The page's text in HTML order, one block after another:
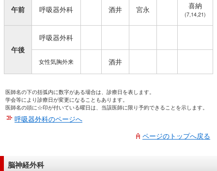
午前 呼吸器外科 酒井 宮永 喜納
(7,14,21)
午後
呼吸器外科
女性気胸外来 酒井
医師名の下の括弧内に数字がある場合は、診療日を表します。
学会等により診療日が変更になることもあります。
医師名の頭に☆印が付いている曜日は、当該医師に限り予約できることを示します。
呼吸器外科のページへ
ページのトップへ戻る
脳神経外科